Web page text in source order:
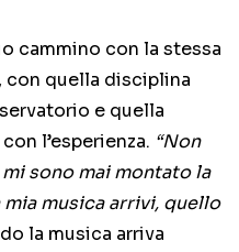
cammino con la stessa
con quella disciplina
e quella
l’esperienza. “Non
sono mai montato la
musica arrivi, quello
la musica arriva